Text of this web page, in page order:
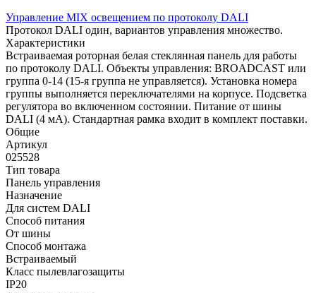
Управление MIX освещением по протоколу DALI
Протокол DALI один, вариантов управления множество.
Характеристики
Встраиваемая роторная белая стеклянная панель для работы
по протоколу DALI. Объекты управления: BROADCAST или
группа 0-14 (15-я группа не управляется). Установка номера
группы выполняется переключателями на корпусе. Подсветка
регулятора во включенном состоянии. Питание от шины
DALI (4 мА). Стандартная рамка входит в комплект поставки.
Общие
Артикул
025528
Тип товара
Панель управления
Назначение
Для систем DALI
Способ питания
От шины
Способ монтажа
Встраиваемый
Класс пылевлагозащиты
IP20